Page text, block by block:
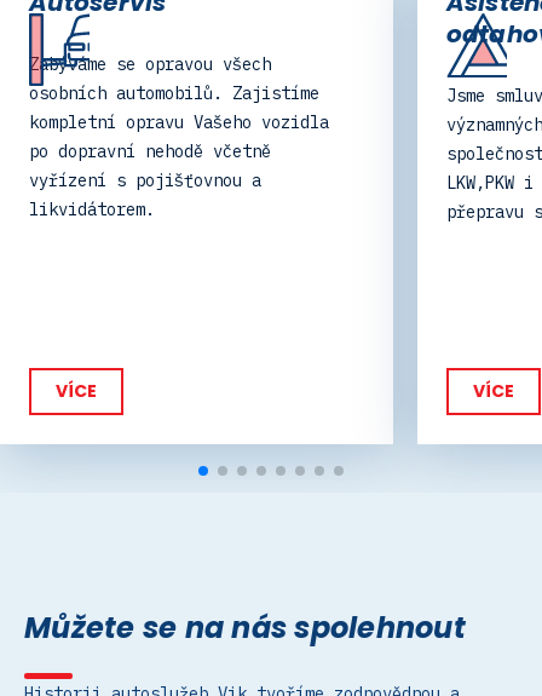
všech
Zajistíme
Vašeho vozidla
včetně
a
odtahová služba
Jsme smluvní partner
významných asistenčních
společností v ČR i EU
LKW,PKW i BUS. Nabízíme
přepravu strojů a
Můžete se na nás spolehnout